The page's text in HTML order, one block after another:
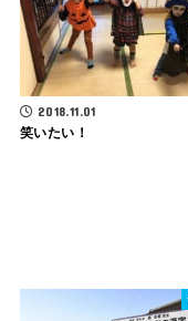
2018.11.01
笑いたい！